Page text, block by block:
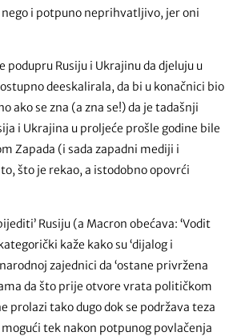
i potpuno neprihvatljivo, jer oni
podupru Rusiju i Ukrajinu da djeluju u
deeskalirala, da bi u konačnici bio
ako se zna (a zna se!) da je tadašnji
i Ukrajina u proljeće prošle godine bile
Zapada (i sada zapadni mediji i
što je rekao, a istodobno opovrći
Rusiju (a Macron obećava: ‘Vodit
kaže kako su ‘dijalog i
zajednici da ‘ostane privržena
da što prije otvore vrata političkom
prolazi tako dugo dok se podržava teza
tek nakon potpunog povlačenja